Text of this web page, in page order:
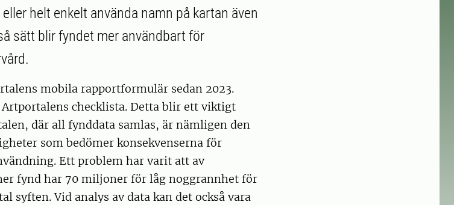
helt enkelt använda namn på kartan även
sätt blir fyndet mer användbart för
mobila rapportformulär sedan 2023.
checklista. Detta blir ett viktigt
där all fynddata samlas, är nämligen den
som bedömer konsekvenserna för
Ett problem har varit att av
fynd har 70 miljoner för låg noggrannhet för
syften. Vid analys av data kan det också vara